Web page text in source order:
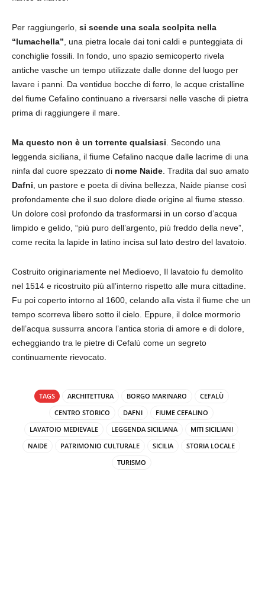
Per raggiungerlo, si scende una scala scolpita nella
“lumachella” , una pietra locale dai toni caldi e punteggiata di
conchiglie fossili. In fondo, uno spazio semicoperto rivela
antiche vasche un tempo utilizzate dalle donne del luogo per
lavare i panni. Da ventidue bocche di ferro, le acque cristalline
del fiume Cefalino continuano a riversarsi nelle vasche di pietra
prima di raggiungere il mare.
Ma questo non è un torrente qualsiasi . Secondo una
leggenda siciliana, il fiume Cefalino nacque dalle lacrime di una
ninfa dal cuore spezzato di nome Naide . Tradita dal suo amato
Dafni , un pastore e poeta di divina bellezza, Naide pianse così
profondamente che il suo dolore diede origine al fiume stesso.
Un dolore così profondo da trasformarsi in un corso d’acqua
limpido e gelido, “più puro dell’argento, più freddo della neve”,
come recita la lapide in latino incisa sul lato destro del lavatoio.
Costruito originariamente nel Medioevo, Il lavatoio fu demolito
nel 1514 e ricostruito più all’interno rispetto alle mura cittadine.
Fu poi coperto intorno al 1600, celando alla vista il fiume che un
tempo scorreva libero sotto il cielo. Eppure, il dolce mormorio
dell’acqua sussurra ancora l’antica storia di amore e di dolore,
echeggiando tra le pietre di Cefalù come un segreto
continuamente rievocato.
TAGS ARCHITETTURA BORGO MARINARO
CEFALÙ
CENTRO STORICO
DAFNI
FIUME CEFALINO
LAVATOIO MEDIEVALE
LEGGENDA SICILIANA
MITI SICILIANI
NAIDE
PATRIMONIO CULTURALE SICILIA
STORIA LOCALE
TURISMO